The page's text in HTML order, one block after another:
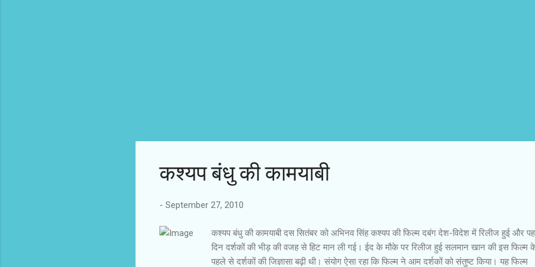
कश्यप बंधु की कामयाबी
- September 27, 2010
कश्यप बंधु की कामयाबी दस सितंबर को अभिनव सिंह कश्यप की फिल्म दबंग देश-विदेश में रिलीज हुई और
दिन दर्शकों की भीड़ की वजह से हिट मान ली गई। ईद के मौके पर रिलीज हुई सलमान खान की इस फिल्म
पहले से दर्शकों की जिज्ञासा बढ़ी थी। संयोग ऐसा रहा कि फिल्म ने आम दर्शकों को संतुष्ट किया। यह फिल्म